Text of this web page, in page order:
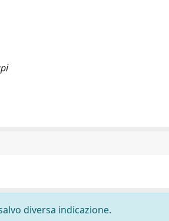
diversa indicazione.